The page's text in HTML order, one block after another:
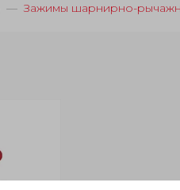
Зажимы шарнирно-